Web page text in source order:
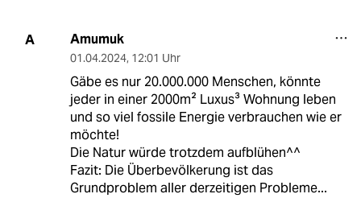
A Amumuk
01.04.2024, 12:01 Uhr
Gäbe es nur 20.000.000 Menschen, könnte
jeder in einer 2000m² Luxus³ Wohnung leben
und so viel fossile Energie verbrauchen wie er
möchte!
Die Natur würde trotzdem aufblühen^^
Fazit: Die Überbevölkerung ist das
Grundproblem aller derzeitigen Probleme...